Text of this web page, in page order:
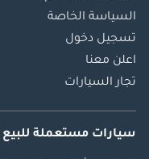
السياسة الخاصة
تسجيل دخول
اعلن معنا
تجار السيارات
سيارات مستعملة للبيع